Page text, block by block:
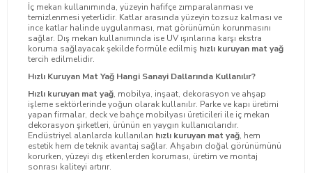
İç mekan kullanımında, yüzeyin hafifçe zımparalanması ve
temizlenmesi yeterlidir. Katlar arasında yüzeyin tozsuz kalması ve
ince katlar halinde uygulanması, mat görünümün korunmasını
sağlar. Dış mekan kullanımında ise UV ışınlarına karşı ekstra
koruma sağlayacak şekilde formüle edilmiş hızlı kuruyan mat yağ
tercih edilmelidir.
Hızlı Kuruyan Mat Yağ Hangi Sanayi Dallarında Kullanılır?
Hızlı kuruyan mat yağ, mobilya, inşaat, dekorasyon ve ahşap
işleme sektörlerinde yoğun olarak kullanılır. Parke ve kapı üretimi
yapan firmalar, deck ve bahçe mobilyası üreticileri ile iç mekan
dekorasyon şirketleri, ürünün en yaygın kullanıcılarıdır.
Endüstriyel alanlarda kullanılan hızlı kuruyan mat yağ, hem
estetik hem de teknik avantaj sağlar. Ahşabın doğal görünümünü
korurken, yüzeyi dış etkenlerden koruması, üretim ve montaj
sonrası kaliteyi artırır.